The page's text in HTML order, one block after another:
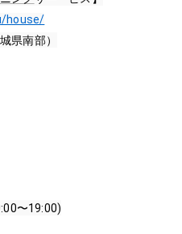
house/
県南部）
〜19:00)